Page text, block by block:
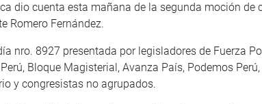
dio cuenta esta mañana de la segunda moción de
Romero Fernández.
nro. 8927 presentada por legisladores de Fuerza
Bloque Magisterial, Avanza País, Podemos
y congresistas no agrupados.